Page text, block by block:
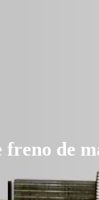
de